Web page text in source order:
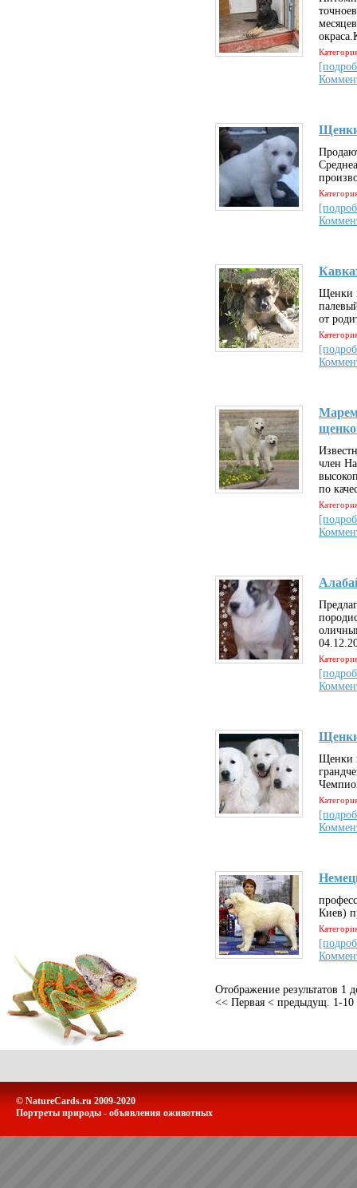
Щенки
Щенки
от
член
по
Щенки
Киев)
Отображение результатов 1
<< Первая < предыдущ. 1-10
© NatureCards.ru 2009-2020
Портреты природы - объявления оживотных